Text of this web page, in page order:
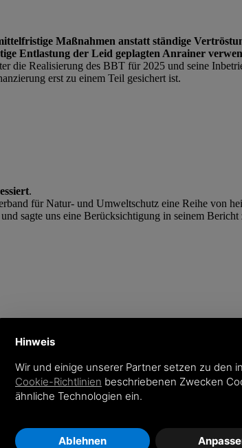
Maßnahmen anstatt ständige
Entlastung der Leid geplagten Anrainer
die Realisierung des BBT für 2025 und seine
erst zu einem Teil gesichert ist.
.
für Natur- und Umweltschutz eine Reihe von
sagte uns eine Berücksichtigung in seinem Bericht
zuversichtlich
der Landesregierung, den Bau des
schon einmal aufgehoben hat. Wir gehen
um die Ursprünglichkeit dieses Teils des
Hinweis
Wir und einige unserer Partner setzen zu den
Cookie-Richtlinien beschriebenen Zwecken
ähnliche Technologien ein.
Ablehnen